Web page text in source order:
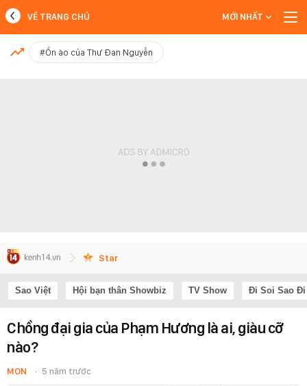
MỚI NHẤT
VỀ TRANG CHỦ MỚI NHẤT
#Ồn ào của Thư Đan Nguyễn
Star
Sao Việt Hội bạn thân Showbiz TV Show Đi Soi Sao Đi
Chồng đại gia của Phạm Hương là ai, giàu cỡ
nào?
MON 5 năm trước